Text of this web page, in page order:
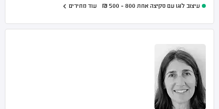
עיצוב לוגו עם סקיצה אחת 800 - 500
₪ עוד מחירים